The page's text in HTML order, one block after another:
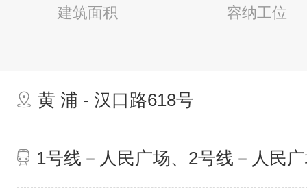
建筑面积 容纳工位
黄 浦 - 汉口路618号
1号线－人民广场、2号线－人民